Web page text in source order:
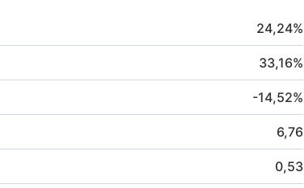
24,24%
33,16%
-14,52%
6,76
0,53